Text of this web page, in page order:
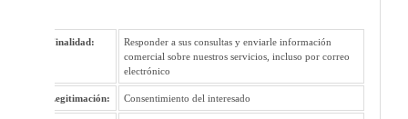
Finalidad:
Responder a sus consultas y enviarle información
comercial sobre nuestros servicios, incluso por correo
electrónico
Legitimación: Consentimiento del interesado